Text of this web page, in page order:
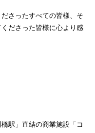
さったすべての皆様、そ
ださった皆様に心より感
駅」直結の商業施設「コ